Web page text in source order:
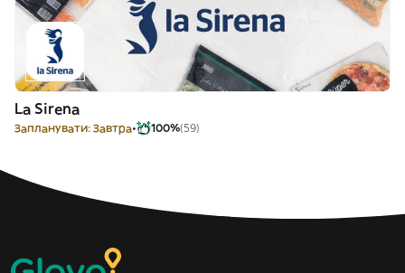
La Sirena
Запланувати: Завтра 100%(59)